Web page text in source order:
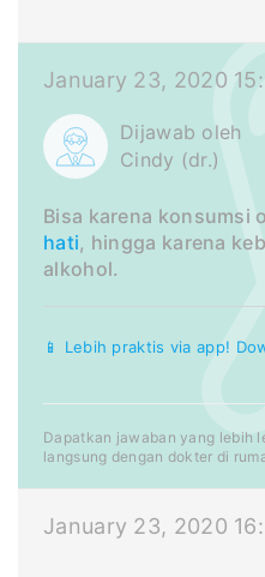
January 23, 2020
Dijawab oleh
Cindy (dr.)
Bisa karena konsumsi
hati, hingga karena
alkohol.
📱 Lebih praktis via app!
Dapatkan jawaban yang lebih
langsung dengan dokter di
January 23, 2020